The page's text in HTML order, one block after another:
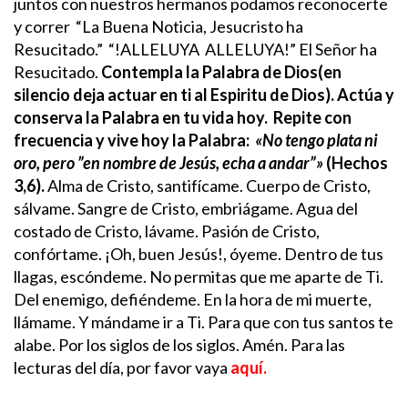
y correr “La Buena Noticia, Jesucristo ha
Resucitado.” “!ALLELUYA ALLELUYA!” El Señor ha
Resucitado. Contempla la Palabra de Dios(en
silencio deja actuar en ti al Espiritu de Dios). Actúa y
conserva la Palabra en tu vida hoy. Repite con
frecuencia y vive hoy la Palabra: «No tengo plata ni
oro, pero ”en nombre de Jesús, echa a andar”»(Hechos
3,6).Alma de Cristo, santifícame. Cuerpo de Cristo,
sálvame. Sangre de Cristo, embriágame. Agua del
costado de Cristo, lávame. Pasión de Cristo,
confórtame. ¡Oh, buen Jesús!, óyeme. Dentro de tus
llagas, escóndeme. No permitas que me aparte de Ti.
Del enemigo, defiéndeme. En la hora de mi muerte,
llámame. Y mándame ir a Ti. Para que con tus santos te
alabe. Por los siglos de los siglos. Amén. Para las
lecturas del día, por favor vaya aquí.